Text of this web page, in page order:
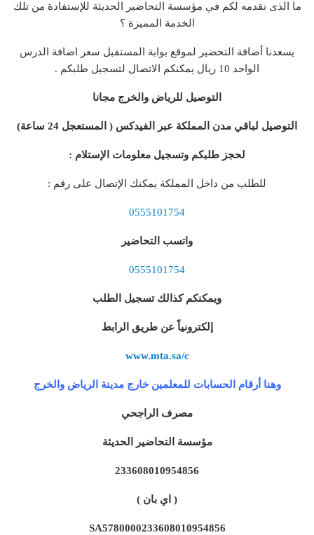
ما الذى نقدمه لكم في مؤسسة التحاضير الحديثة للإستفادة من تلك
الخدمة المميزة ؟
يسعدنا أضافة التحضير لموقع بوابة المستقبل سعر اضافة الدرس
الواحد 10 ريال يمكنكم الاتصال لتسجيل طلبكم .
التوصيل للرياض والخرج مجانا
التوصيل لباقي مدن المملكة عبر الفيدكس ( المستعجل 24 ساعة)
لحجز طلبكم وتسجيل معلومات الإستلام :
للطلب من داخل المملكة يمكنك الإتصال على رقم :
0555101754
واتسب التحاضير
0555101754
ويمكنكم كذالك تسجيل الطلب
إلكترونياً عن طريق الرابط
www.mta.sa/c
وهنا أرقام الحسابات للمعلمين خارج مدينة الرياض والخرج
مصرف الراجحي
مؤسسة التحاضير الحديثة
233608010954856
( اي بان )
SA5780000233608010954856